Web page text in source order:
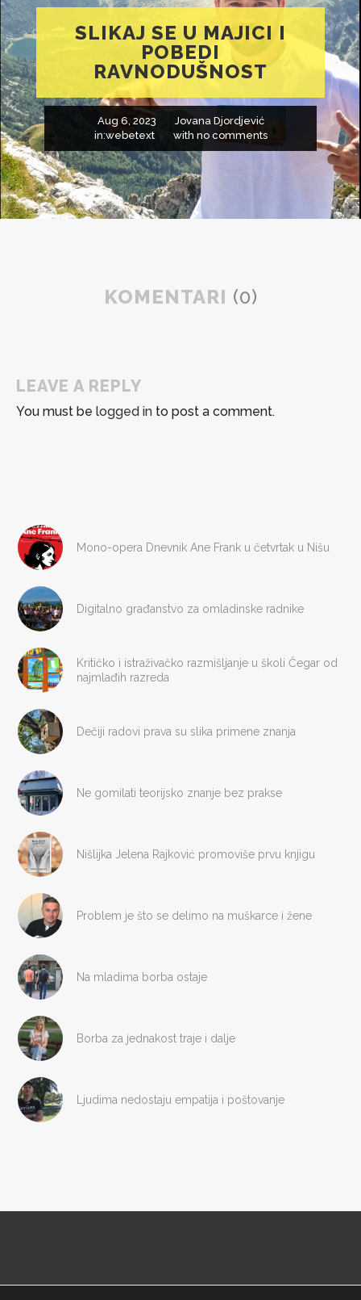
SLIKAJ SE U MAJICI I
POBEDI
RAVNODUŠNOST
Aug 6, 2023
Jovana Djordjević
in:webetext with no comments
KOMENTARI (0)
LEAVE A REPLY
You must be logged in to post a comment.
Mono-opera Dnevnik Ane Frank u četvrtak u Nišu
Digitalno građanstvo za omladinske radnike
Kritičko i istraživačko razmišljanje u školi Čegar od
najmlađih razreda
Dečiji radovi prava su slika primene znanja
Ne gomilati teorijsko znanje bez prakse
Nišlijka Jelena Rajković promoviše prvu knjigu
Problem je što se delimo na muškarce i žene
Na mladima borba ostaje
Borba za jednakost traje i dalje
Ljudima nedostaju empatija i poštovanje